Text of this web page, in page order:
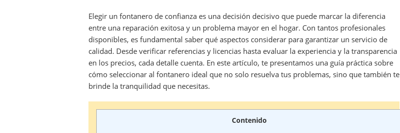
Elegir un fontanero de confianza es una decisión decisivo que puede marcar la diferencia
entre una reparación exitosa y un problema mayor en el hogar. Con tantos profesionales
disponibles, es fundamental saber qué aspectos considerar para garantizar un servicio de
calidad. Desde verificar referencias y licencias hasta evaluar la experiencia y la transparencia
en los precios, cada detalle cuenta. En este artículo, te presentamos una guía práctica sobre
cómo seleccionar al fontanero ideal que no solo resuelva tus problemas, sino que también te
brinde la tranquilidad que necesitas.
Contenido